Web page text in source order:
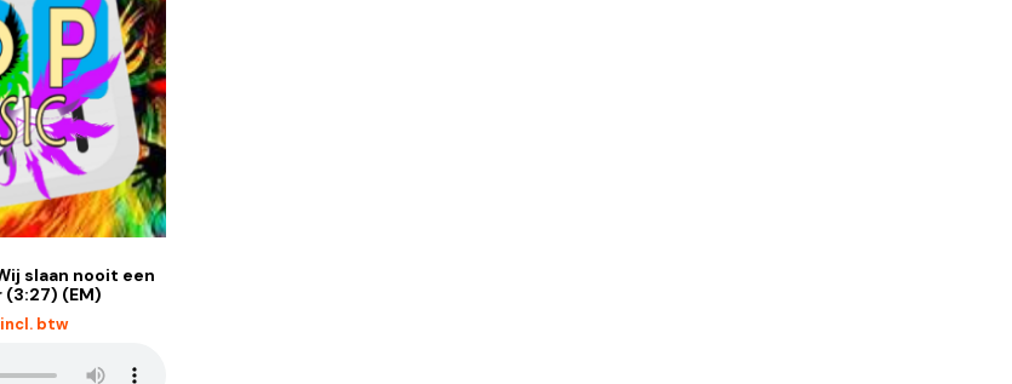
slaan nooit een
(EM)
incl. btw